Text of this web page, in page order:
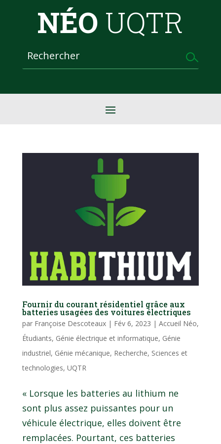
NÉO UQTR
Fournir du courant résidentiel grâce aux
batteries usagées des voitures électriques
par Françoise Descoteaux| Fév 6, 2023 | Accueil Néo,
Étudiants, Génie électrique et informatique, Génie
industriel, Génie mécanique, Recherche, Sciences et
technologies, UQTR
« Lorsque les batteries au lithium ne
sont plus assez puissantes pour un
véhicule électrique, elles doivent être
remplacées. Pourtant, ces batteries